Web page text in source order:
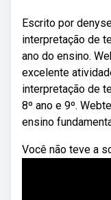
Escrito por
interpretação de
ano do ensino.
excelente
interpretação de
8º ano e 9º.
ensino
Você não teve a